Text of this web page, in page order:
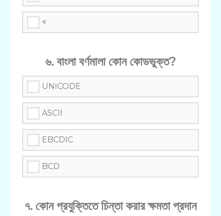
খ
৬. বাংলা বর্ণমালা কোন কোডভুক্ত?
UNICODE
ASCII
EBCDIC
BCD
৭. কোন প্রযুক্তিতে চিন্তা করার ক্ষমতা প্রদান